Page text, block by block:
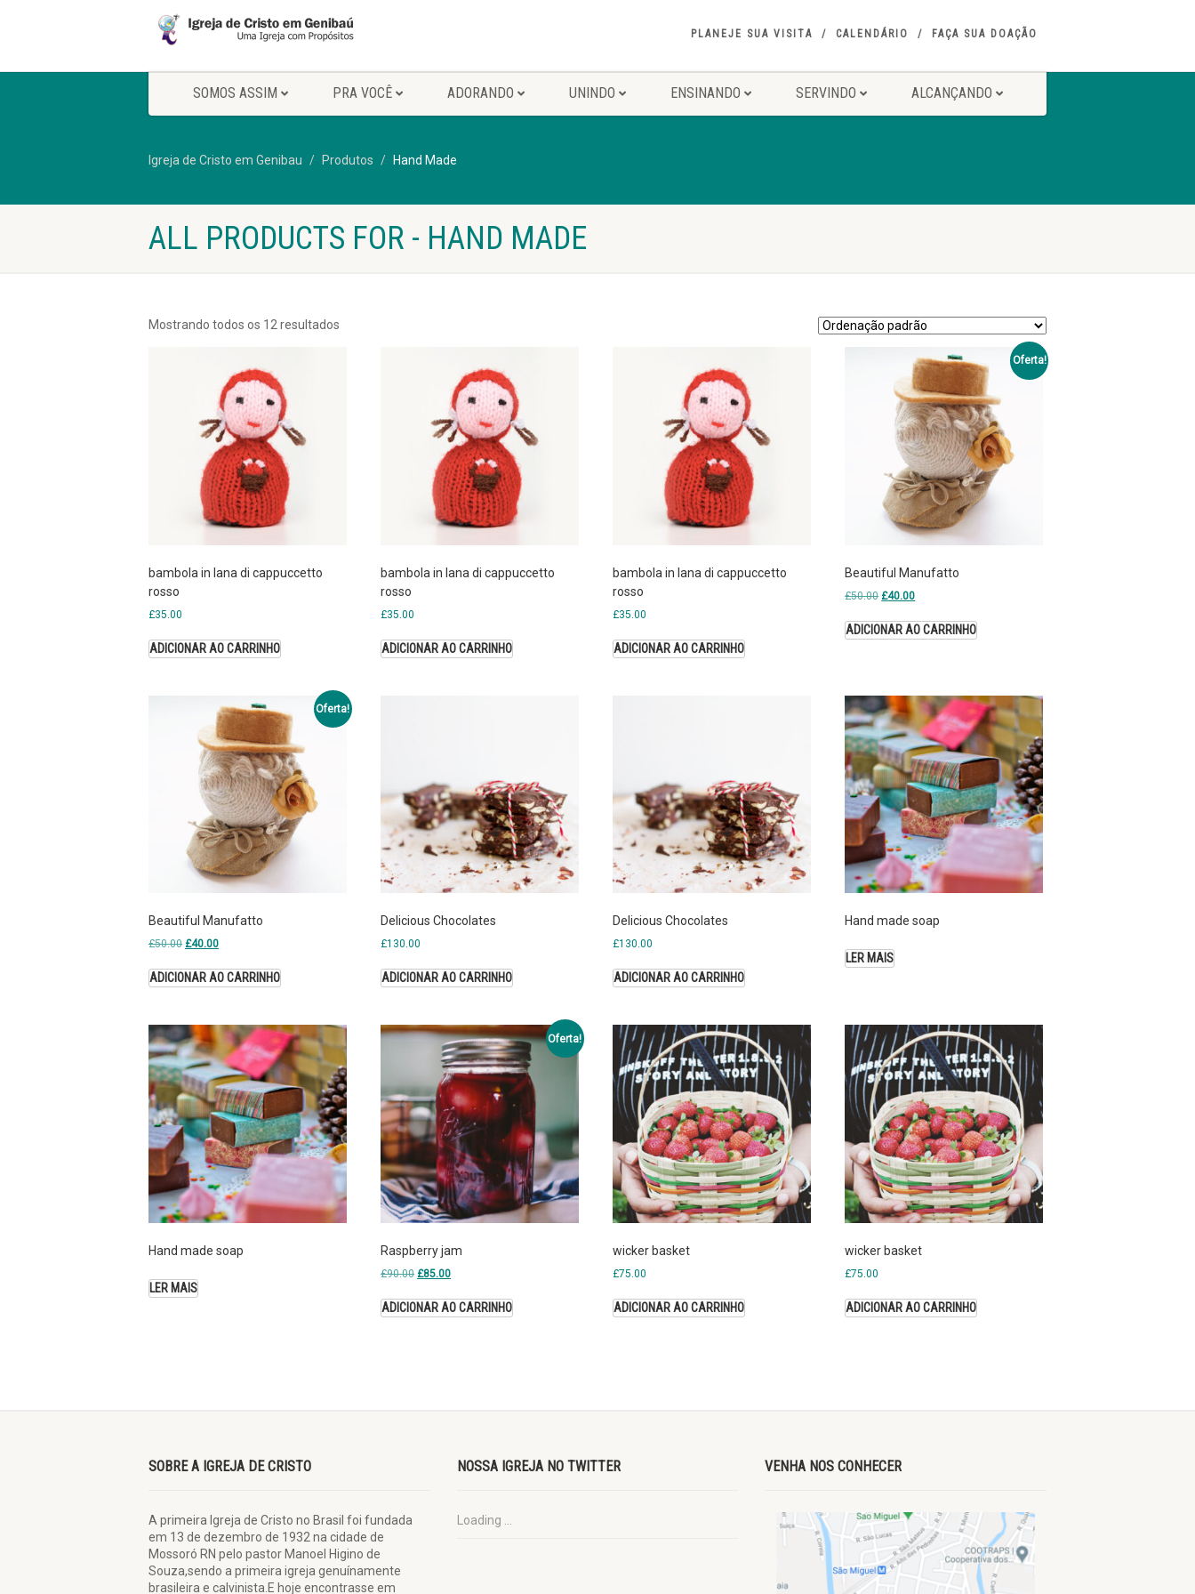
PLANEJE SUA VISITA CALENDÁRIO FAÇA SUA DOAÇÃO
SOMOS ASSIM PRA VOCÊ ADORANDO UNINDO ENSINANDO SERVINDO ALCANÇANDO
Igreja de Cristo em Genibau Produtos Hand Made
ALL PRODUCTS FOR - HAND MADE
Mostrando todos os 12 resultados
bambola in lana di cappuccetto
rosso
£35.00
ADICIONAR AO CARRINHO
bambola in lana di cappuccetto
rosso
£35.00
ADICIONAR AO CARRINHO
bambola in lana di cappuccetto
rosso
£35.00
ADICIONAR AO CARRINHO
Oferta!
Beautiful Manufatto
£50.00 £40.00
ADICIONAR AO CARRINHO
Oferta!
Beautiful Manufatto
£50.00 £40.00
ADICIONAR AO CARRINHO
Delicious Chocolates
£130.00
ADICIONAR AO CARRINHO
Delicious Chocolates
£130.00
ADICIONAR AO CARRINHO
Hand made soap
LER MAIS
Hand made soap
LER MAIS
Oferta!
Raspberry jam
£90.00 £85.00
ADICIONAR AO CARRINHO
wicker basket
£75.00
ADICIONAR AO CARRINHO
wicker basket
£75.00
ADICIONAR AO CARRINHO
SOBRE A IGREJA DE CRISTO
A primeira Igreja de Cristo no Brasil foi fundada
em 13 de dezembro de 1932 na cidade de
Mossoró RN pelo pastor Manoel Higino de
Souza,sendo a primeira igreja genuínamente
brasileira e calvinista.E hoje encontrasse em
NOSSA IGREJA NO TWITTER
Loading ...
VENHA NOS CONHECER